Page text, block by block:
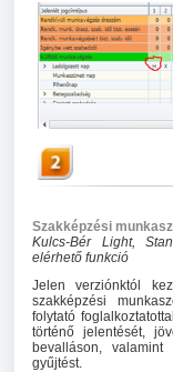
Szakképzési
Kulcs-Bér Light,
elérhető funkció
Jelen verziónktól
szakképzési
folytató
történő jelentését,
bevalláson,
gyűjtést.